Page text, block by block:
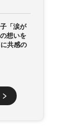
「涙が
想いを
共感の